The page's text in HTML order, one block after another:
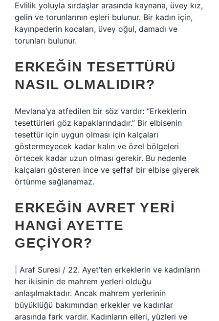
Evlilik yoluyla sırdaşlar arasında kaynana, üvey kız,
gelin ve torunlarının eşleri bulunur. Bir kadın için,
kayınpederin kocaları, üvey oğul, damadı ve
torunları bulunur.
ERKEĞIN TESETTÜRÜ
NASIL OLMALIDIR?
Mevlana’ya atfedilen bir söz vardır: “Erkeklerin
tesettürleri göz kapaklarındadır.” Bir elbisenin
tesettür için uygun olması için kalçaları
göstermeyecek kadar kalın ve özel bölgeleri
örtecek kadar uzun olması gerekir. Bu nedenle
kalçaları gösteren ince ve şeffaf bir elbise giyerek
örtünme sağlanamaz.
ERKEĞIN AVRET YERI
HANGI AYETTE
GEÇIYOR?
| Araf Suresi / 22. Ayet’ten erkeklerin ve kadınların
her ikisinin de mahrem yerleri olduğu
anlaşılmaktadır. Ancak mahrem yerlerinin
büyüklüğü bakımından erkekler ve kadınlar
arasında fark vardır. Kadınların elleri, yüzleri ve